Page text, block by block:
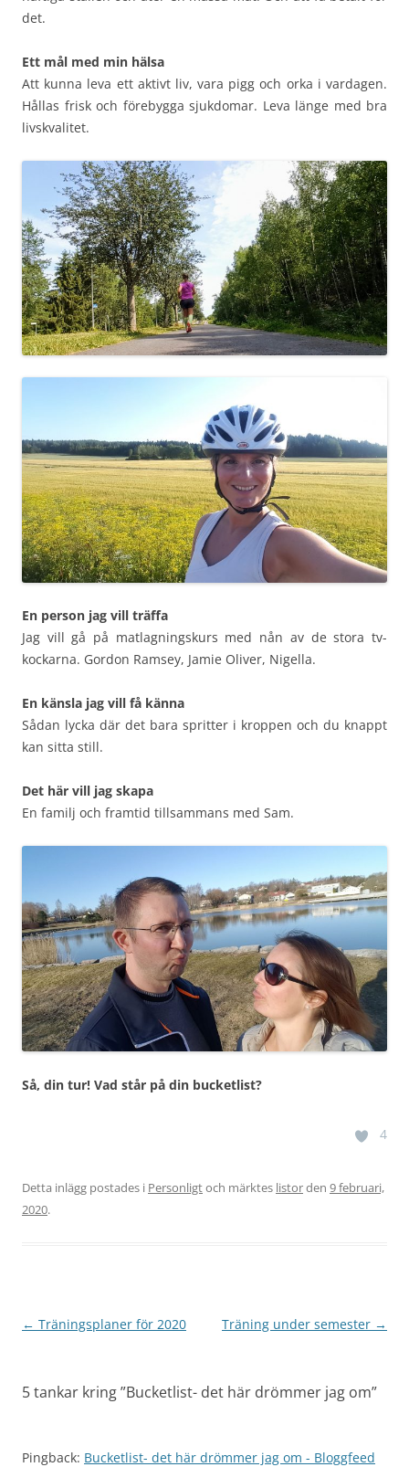
det.
Ett mål med min hälsa
Att kunna leva ett aktivt liv, vara pigg och orka i vardagen.
Hållas frisk och förebygga sjukdomar. Leva länge med bra
livskvalitet.
En person jag vill träffa
Jag vill gå på matlagningskurs med nån av de stora tv-
kockarna. Gordon Ramsey, Jamie Oliver, Nigella.
En känsla jag vill få känna
Sådan lycka där det bara spritter i kroppen och du knappt
kan sitta still.
Det här vill jag skapa
En familj och framtid tillsammans med Sam.
Så, din tur! Vad står på din bucketlist?
4
Detta inlägg postades i Personligtoch märktes listorden 9 februari,
2020.
Inläggsnavigering
← Träningsplaner för 2020 Träning under semester →
5 tankar kring ”Bucketlist- det här drömmer jag om”
Pingback: Bucketlist- det här drömmer jag om - Bloggfeed